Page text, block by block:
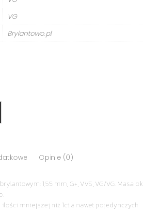
VG
Brylantowo.pl
Opinie (0)
1,55 mm, G+, VVS, VG/VG. Masa ok.:
mniejszej niż 1ct a nawet pojedynczych